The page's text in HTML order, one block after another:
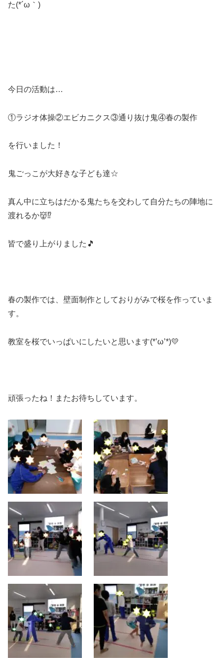
た(*´ω｀)
今日の活動は…
①ラジオ体操②エビカニクス③通り抜け鬼④春の製作
を行いました！
鬼ごっこが大好きな子ども達☆
真ん中に立ちはだかる鬼たちを交わして自分たちの陣地に
渡れるか👹⁉
皆で盛り上がりました🎵
春の製作では、壁面制作としておりがみで桜を作っていま
す。
教室を桜でいっぱいにしたいと思います(*’ω’*)💛
頑張ったね！またお待ちしています。